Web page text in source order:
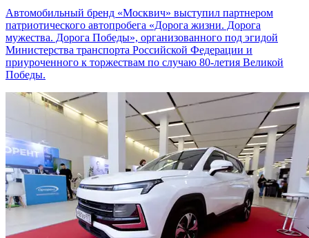
Автомобильный бренд «Москвич» выступил партнером
патриотического автопробега «Дорога жизни. Дорога
мужества. Дорога Победы», организованного под эгидой
Министерства транспорта Российской Федерации и
приуроченного к торжествам по случаю 80-летия Великой
Победы.